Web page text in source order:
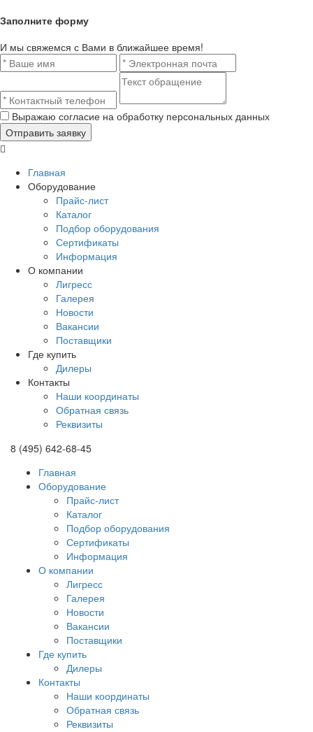
Заполните форму
И мы свяжемся с Вами в ближайшее время!
Выражаю согласие на обработку персональных данных
Главная
Оборудование
Прайс-лист
Каталог
Подбор оборудования
Сертификаты
Информация
О компании
Лигресс
Галерея
Новости
Вакансии
Поставщики
Где купить
Дилеры
Контакты
Наши координаты
Обратная связь
Реквизиты
8 (495) 642-68-45
Главная
Оборудование
Прайс-лист
Каталог
Подбор оборудования
Сертификаты
Информация
О компании
Лигресс
Галерея
Новости
Вакансии
Поставщики
Где купить
Дилеры
Контакты
Наши координаты
Обратная связь
Реквизиты